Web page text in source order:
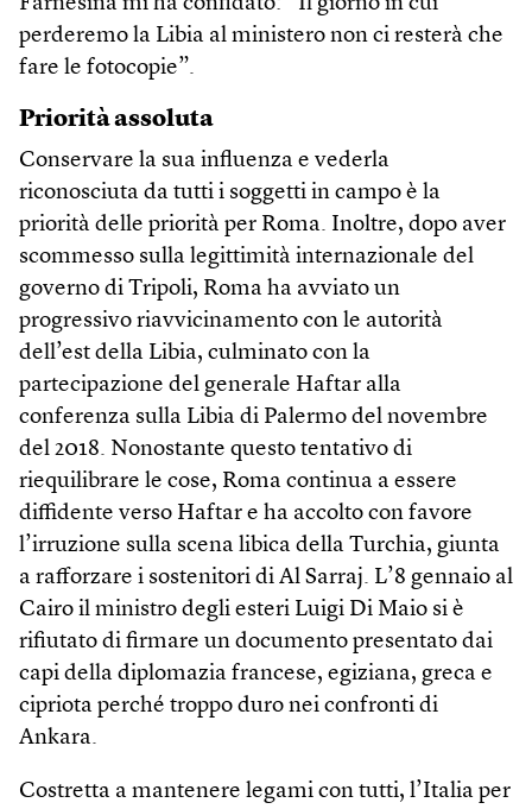
perderemo la Libia al ministero non ci resterà che
fare le fotocopie”.
Priorità assoluta
Conservare la sua influenza e vederla
riconosciuta da tutti i soggetti in campo è la
priorità delle priorità per Roma. Inoltre, dopo aver
scommesso sulla legittimità internazionale del
governo di Tripoli, Roma ha avviato un
progressivo riavvicinamento con le autorità
dell’est della Libia, culminato con la
partecipazione del generale Haftar alla
conferenza sulla Libia di Palermo del novembre
del 2018. Nonostante questo tentativo di
riequilibrare le cose, Roma continua a essere
diffidente verso Haftar e ha accolto con favore
l’irruzione sulla scena libica della Turchia, giunta
a rafforzare i sostenitori di Al Sarraj. L’8 gennaio al
Cairo il ministro degli esteri Luigi Di Maio si è
rifiutato di firmare un documento presentato dai
capi della diplomazia francese, egiziana, greca e
cipriota perché troppo duro nei confronti di
Ankara.
Costretta a mantenere legami con tutti, l’Italia per